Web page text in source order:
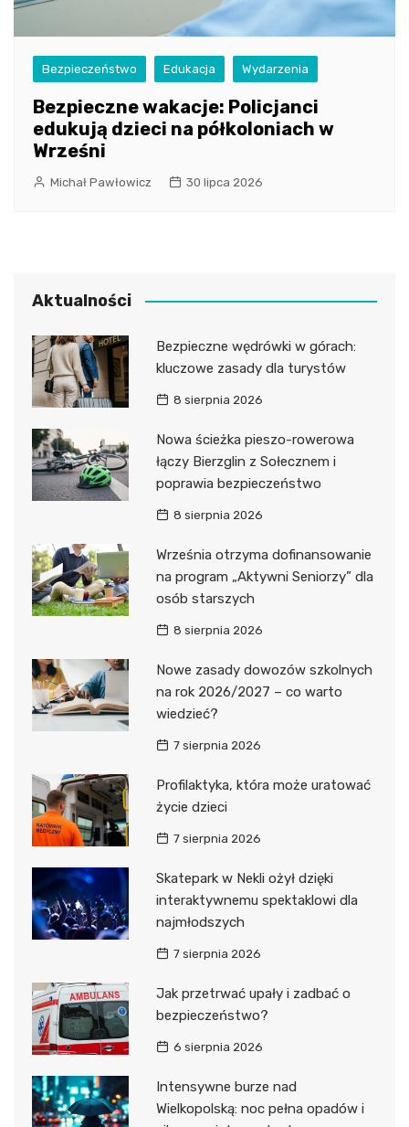
Bezpieczeństwo Edukacja Wydarzenia
Bezpieczne wakacje: Policjanci
edukują dzieci na półkoloniach w
Wrześni
Michał Pawłowicz 30 lipca 2026
Aktualności
Bezpieczne wędrówki w górach:
kluczowe zasady dla turystów
8 sierpnia 2026
Nowa ścieżka pieszo-rowerowa
łączy Bierzglin z Sołecznem i
poprawia bezpieczeństwo
8 sierpnia 2026
Września otrzyma dofinansowanie
na program „Aktywni Seniorzy” dla
osób starszych
8 sierpnia 2026
Nowe zasady dowozów szkolnych
na rok 2026/2027 – co warto
wiedzieć?
7 sierpnia 2026
Profilaktyka, która może uratować
życie dzieci
7 sierpnia 2026
Skatepark w Nekli ożył dzięki
interaktywnemu spektaklowi dla
najmłodszych
7 sierpnia 2026
Jak przetrwać upały i zadbać o
bezpieczeństwo?
6 sierpnia 2026
Intensywne burze nad
Wielkopolską: noc pełna opadów i